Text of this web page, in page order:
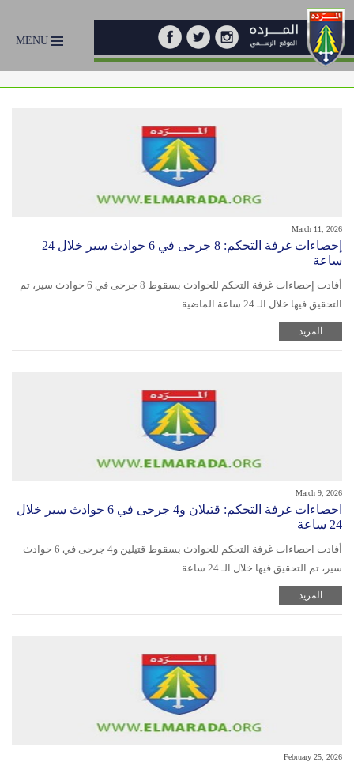
MENU
March 11, 2026
إحصاءات غرفة التحكم: 8 جرحى في 6 حوادث سير خلال 24
ساعة
أفادت إحصاءات غرفة التحكم للحوادث بسقوط 8 جرحى في 6 حوادث سير، تم
التحقيق فيها خلال الـ 24 ساعة الماضية.
المزيد
March 9, 2026
احصاءات غرفة التحكم: قتيلان و4 جرحى في 6 حوادث سير خلال
24 ساعة
أفادت احصاءات غرفة التحكم للحوادث بسقوط قتيلين و4 جرحى في 6 حوادث
سير، تم التحقيق فيها خلال الـ 24 ساعة…
المزيد
February 25, 2026